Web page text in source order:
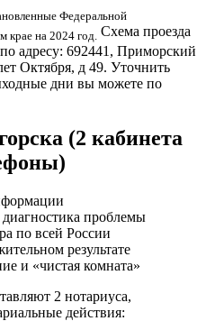
Федеральной
крае на 2024 год. Схема проезда
адресу: 692441, Приморский
Октября, д 49. Уточнить
дни вы можете по
(2 кабинета
проблемы
по всей России
результате
и «чистая комната»
2 нотариуса,
действия: